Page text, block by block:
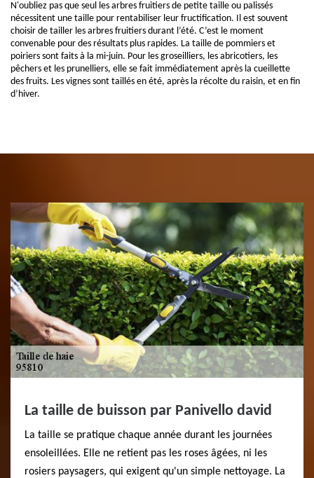
N'oubliez pas que seul les arbres fruitiers de petite taille ou palissés
nécessitent une taille pour rentabiliser leur fructification. Il est souvent
choisir de tailler les arbres fruitiers durant l’été. C’est le moment
convenable pour des résultats plus rapides. La taille de pommiers et
poiriers sont faits à la mi-juin. Pour les groseilliers, les abricotiers, les
pêchers et les prunelliers, elle se fait immédiatement après la cueillette
des fruits. Les vignes sont taillés en été, après la récolte du raisin, et en fin
d’hiver.
La taille de buisson par Panivello david
La taille se pratique chaque année durant les journées
ensoleillées. Elle ne retient pas les roses âgées, ni les
rosiers paysagers, qui exigent qu'un simple nettoyage. La